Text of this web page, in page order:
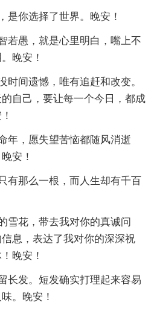
是你选择了世界。晚安！
若愚，就是心里明白，嘴上不
晚安！
时间遗憾，唯有追赶和改变。
自己，要让每一个今日，都成
年，愿失望苦恼都随风消逝
安！
有那么一根，而人生却有千百
雪花，带去我对你的真诚问
息，表达了我对你的深深祝
晚安！
长发。短发确实打理起来容易
。晚安！